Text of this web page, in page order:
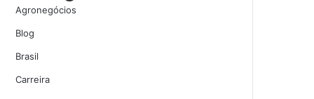
Agronegócios
Blog
Brasil
Carreira